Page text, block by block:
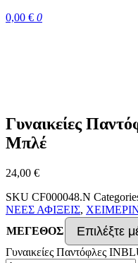
0,00 € 0
Γυναικείες
Μπλέ
24,00 €
SKU CF000048.N
ΝΕΕΣ ΑΦΙΞΕΙΣ,
ΜΕΓΕΘΟΣ
Γυναικείες Παντόφλες